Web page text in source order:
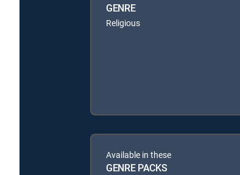
GENRE
Religious
Available in these
GENRE PACKS